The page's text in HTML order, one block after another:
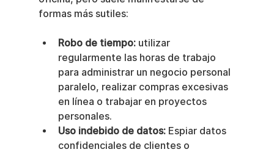
formas más sutiles:
Robo de tiempo: utilizar
regularmente las horas de trabajo
para administrar un negocio personal
paralelo, realizar compras excesivas
en línea o trabajar en proyectos
personales.
Uso indebido de datos: Espiar datos
confidenciales de clientes o